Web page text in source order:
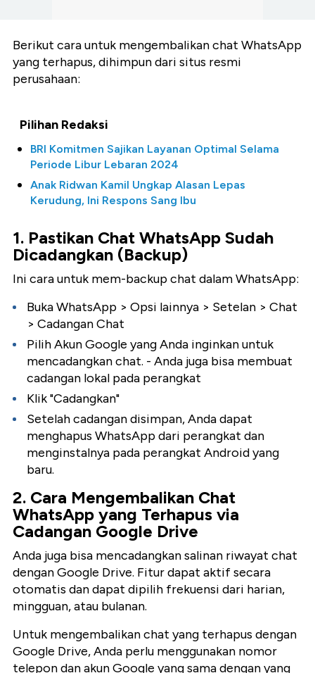
Berikut cara untuk mengembalikan chat WhatsApp
yang terhapus, dihimpun dari situs resmi
perusahaan:
Pilihan Redaksi
BRI Komitmen Sajikan Layanan Optimal Selama
Periode Libur Lebaran 2024
Anak Ridwan Kamil Ungkap Alasan Lepas
Kerudung, Ini Respons Sang Ibu
1. Pastikan Chat WhatsApp Sudah
Dicadangkan (Backup)
Ini cara untuk mem-backup chat dalam WhatsApp:
Buka WhatsApp > Opsi lainnya > Setelan > Chat
> Cadangan Chat
Pilih Akun Google yang Anda inginkan untuk
mencadangkan chat. - Anda juga bisa membuat
cadangan lokal pada perangkat
Klik "Cadangkan"
Setelah cadangan disimpan, Anda dapat
menghapus WhatsApp dari perangkat dan
menginstalnya pada perangkat Android yang
baru.
2. Cara Mengembalikan Chat
WhatsApp yang Terhapus via
Cadangan Google Drive
Anda juga bisa mencadangkan salinan riwayat chat
dengan Google Drive. Fitur dapat aktif secara
otomatis dan dapat dipilih frekuensi dari harian,
mingguan, atau bulanan.
Untuk mengembalikan chat yang terhapus dengan
Google Drive, Anda perlu menggunakan nomor
telepon dan akun Google yang sama dengan yang